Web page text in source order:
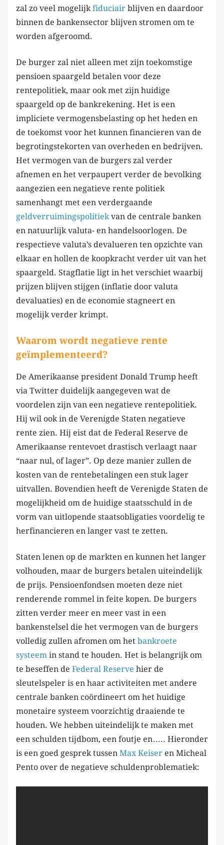
zal zo veel mogelijk fiduciair blijven en daardoor
binnen de bankensector blijven stromen om te
worden afgeroomd.
De burger zal niet alleen met zijn toekomstige
pensioen spaargeld betalen voor deze
rentepolitiek, maar ook met zijn huidige
spaargeld op de bankrekening. Het is een
impliciete vermogensbelasting op het heden en
de toekomst voor het kunnen financieren van de
begrotingstekorten van overheden en bedrijven.
Het vermogen van de burgers zal verder
afnemen en het verpaupert verder de bevolking
aangezien een negatieve rente politiek
samenhangt met een verdergaande
geldverruimingspolitiek van de centrale banken
en natuurlijk valuta- en handelsoorlogen. De
respectieve valuta’s devalueren ten opzichte van
elkaar en hollen de koopkracht verder uit van het
spaargeld. Stagflatie ligt in het verschiet waarbij
prijzen blijven stijgen (inflatie door valuta
devaluaties) en de economie stagneert en
mogelijk verder krimpt.
Waarom wordt negatieve rente
geïmplementeerd?
De Amerikaanse president Donald Trump heeft
via Twitter duidelijk aangegeven wat de
voordelen zijn van een negatieve rentepolitiek.
Hij wil ook in de Verenigde Staten negatieve
rente zien. Hij eist dat de Federal Reserve de
Amerikaanse rentevoet drastisch verlaagt naar
“naar nul, of lager”. Op deze manier zullen de
kosten van de rentebetalingen een stuk lager
uitvallen. Bovendien heeft de Verenigde Staten de
mogelijkheid om de huidige staatsschuld in de
vorm van uitlopende staatsobligaties voordelig te
herfinancieren en langer vast te zetten.
Staten lenen op de markten en kunnen het langer
volhouden, maar de burgers betalen uiteindelijk
de prijs. Pensioenfondsen moeten deze niet
renderende rommel in feite kopen. De burgers
zitten verder meer en meer vast in een
bankenstelsel die het vermogen van de burgers
volledig zullen afromen om het bankroete
systeem in stand te houden. Het is belangrijk om
te beseffen de Federal Reserve hier de
sleutelspeler is en haar activiteiten met andere
centrale banken coördineert om het huidige
monetaire systeem voorzichtig draaiende te
houden. We hebben uiteindelijk te maken met
een schulden tijdbom, een foutje en….. Hieronder
is een goed gesprek tussen Max Keiser en Micheal
Pento over de negatieve schuldenproblematiek: